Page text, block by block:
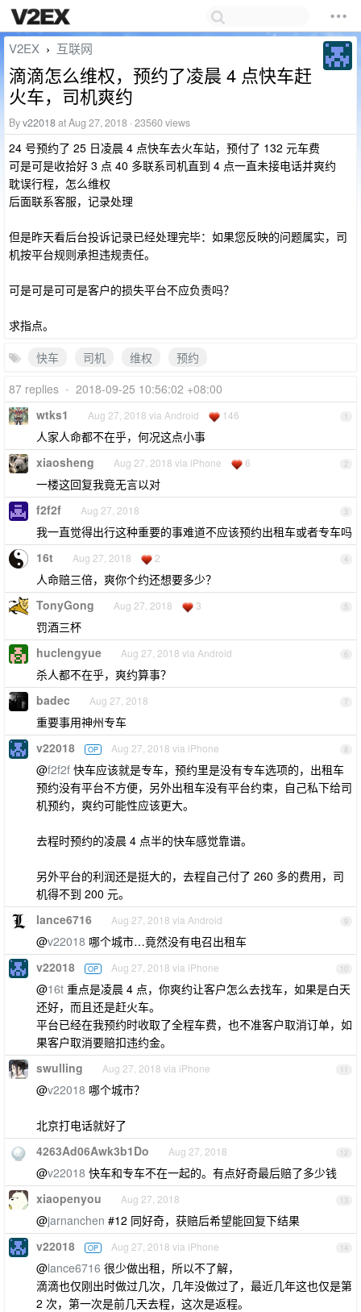
V2EX › 互联网
滴滴怎么维权，预约了凌晨 4 点快车赶
火车，司机爽约
Byv22018at Aug 27, 2018 · 23560 views
24 号预约了 25 日凌晨 4 点快车去火车站，预付了 132 元车费
可是可是收拾好 3 点 40 多联系司机直到 4 点一直未接电话并爽约
耽误行程，怎么维权
后面联系客服，记录处理
但是昨天看后台投诉记录已经处理完毕：如果您反映的问题属实，司
机按平台规则承担违规责任。
可是可是可可是客户的损失平台不应负责吗？
求指点。
快车
司机 维权
预约
87 replies • 2018-09-25 10:56:02 +08:00
1
wtks1 Aug 27, 2018 via Android 146
人家人命都不在乎，何况这点小事
2
xiaosheng Aug 27, 2018 via iPhone 6
一楼这回复我竟无言以对
3
f2f2f Aug 27, 2018
我一直觉得出行这种重要的事难道不应该预约出租车或者专车吗
4
16t Aug 27, 2018 2
人命赔三倍，爽你个约还想要多少？
5
TonyGong Aug 27, 2018 3
罚酒三杯
6
huclengyue Aug 27, 2018 via Android
杀人都不在乎，爽约算事？
7
badec Aug 27, 2018
重要事用神州专车
8
v22018 OP Aug 27, 2018 via iPhone
@f2f2f 快车应该就是专车，预约里是没有专车选项的，出租车
预约没有平台不方便，另外出租车没有平台约束，自己私下给司
机预约，爽约可能性应该更大。
去程时预约的凌晨 4 点半的快车感觉靠谱。
另外平台的利润还是挺大的，去程自己付了 260 多的费用，司
机得不到 200 元。
9
lance6716 Aug 27, 2018 via Android
@v22018 哪个城市…竟然没有电召出租车
10
v22018 OP Aug 27, 2018 via iPhone
@16t 重点是凌晨 4 点，你爽约让客户怎么去找车，如果是白天
还好，而且还是赶火车。
平台已经在我预约时收取了全程车费，也不准客户取消订单，如
果客户取消要赔扣违约金。
11
swulling Aug 27, 2018 via iPhone
@v22018 哪个城市？
北京打电话就好了
12
4263Ad06Awk3b1Do Aug 27, 2018
@v22018 快车和专车不在一起的。有点好奇最后赔了多少钱
13
xiaopenyou Aug 27, 2018
@jarnanchen #12 同好奇，获赔后希望能回复下结果
14
v22018 OP Aug 27, 2018 via iPhone
@lance6716 很少做出租，所以不了解，
滴滴也仅刚出时做过几次，几年没做过了，最近几年这也仅是第
2 次，第一次是前几天去程，这次是返程。